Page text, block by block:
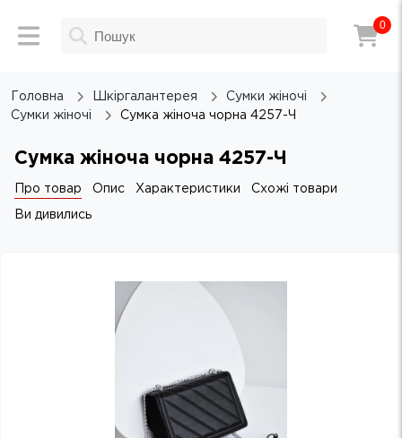
0
Головна Шкіргалантерея
Сумки жіночі
Сумки жіночі
Сумка жіноча чорна 4257-Ч
Сумка жіноча чорна 4257-Ч
Про товар Опис Характеристики Схожі товари
Ви дивились